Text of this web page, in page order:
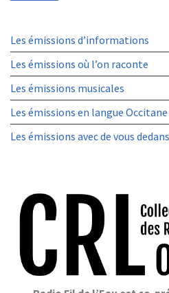
Les émissions d’informations
Les émissions où l’on raconte
Les émissions musicales
Les émissions en langue Occitane
Les émissions avec de vous dedans